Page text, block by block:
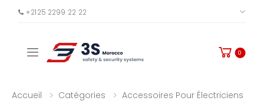
+2125 2299 22 22
Toggle mobile menu 0
Accueil Catégories
Accessoires Pour Électriciens